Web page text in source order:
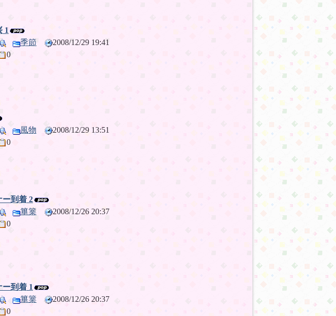
1
季節
2008/12/29 19:41
0
風物
2008/12/29 13:51
0
ー到着 2
篳篥
2008/12/26 20:37
0
到着 1
篳篥
2008/12/26 20:37
0